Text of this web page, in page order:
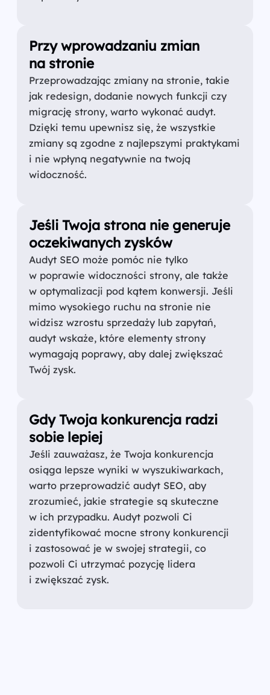
Przy wprowadzaniu zmian
na stronie
Przeprowadzając zmiany na stronie, takie
jak redesign, dodanie nowych funkcji czy
migrację strony, warto wykonać audyt.
Dzięki temu upewnisz się, że wszystkie
zmiany są zgodne z najlepszymi praktykami
i nie wpłyną negatywnie na twoją
widoczność.
Jeśli Twoja strona nie generuje
oczekiwanych zysków
Audyt SEO może pomóc nie tylko
w poprawie widoczności strony, ale także
w optymalizacji pod kątem konwersji. Jeśli
mimo wysokiego ruchu na stronie nie
widzisz wzrostu sprzedaży lub zapytań,
audyt wskaże, które elementy strony
wymagają poprawy, aby dalej zwiększać
Twój zysk.
Gdy Twoja konkurencja radzi
sobie lepiej
Jeśli zauważasz, że Twoja konkurencja
osiąga lepsze wyniki w wyszukiwarkach,
warto przeprowadzić audyt SEO, aby
zrozumieć, jakie strategie są skuteczne
w ich przypadku. Audyt pozwoli Ci
zidentyfikować mocne strony konkurencji
i zastosować je w swojej strategii, co
pozwoli Ci utrzymać pozycję lidera
i zwiększać zysk.